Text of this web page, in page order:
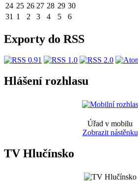
24 25 26 27 28 29 30
31 1 2 3 4 5 6
Exporty do RSS
Hlášení rozhlasu
Úřad v mobilu
Zobrazit nástěnku
TV Hlučínsko